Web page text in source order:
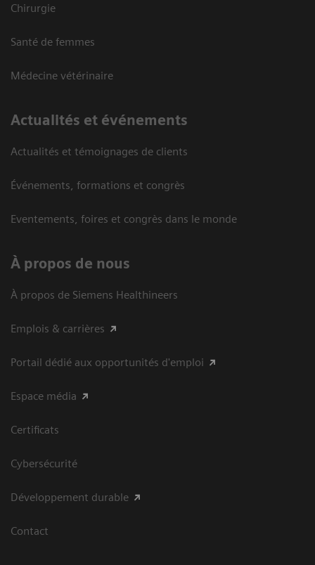
Chirurgie
Santé de femmes
Médecine vétérinaire
Actualités et événements
Actualités et témoignages de clients
Événements, formations et congrès
Eventements, foires et congrès dans le monde
À propos de nous
À propos de Siemens Healthineers
Emplois & carrières
Portail dédié aux opportunités d'emploi
Espace média
Certificats
Cybersécurité
Développement durable
Contact